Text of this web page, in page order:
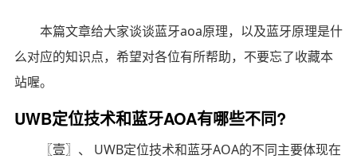
本篇文章给大家谈谈蓝牙aoa原理，以及蓝牙原理是什
么对应的知识点，希望对各位有所帮助，不要忘了收藏本
站喔。
UWB定位技术和蓝牙AOA有哪些不同?
〖壹〗、 UWB定位技术和蓝牙AOA的不同主要体现在